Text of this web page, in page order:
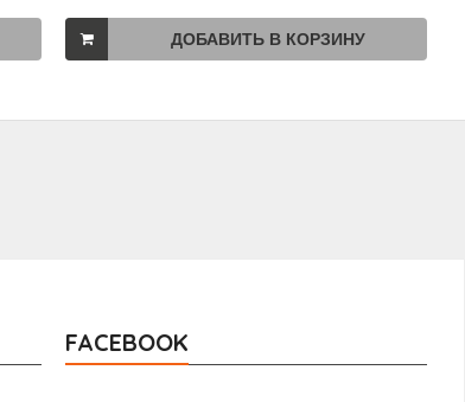
ДОБАВИТЬ В КОРЗИНУ
FACEBOOK